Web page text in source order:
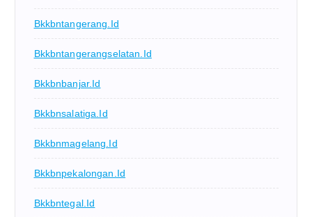
Bkkbntangerang.id
Bkkbntangerangselatan.id
Bkkbnbanjar.id
Bkkbnsalatiga.id
Bkkbnmagelang.id
Bkkbnpekalongan.id
Bkkbntegal.id